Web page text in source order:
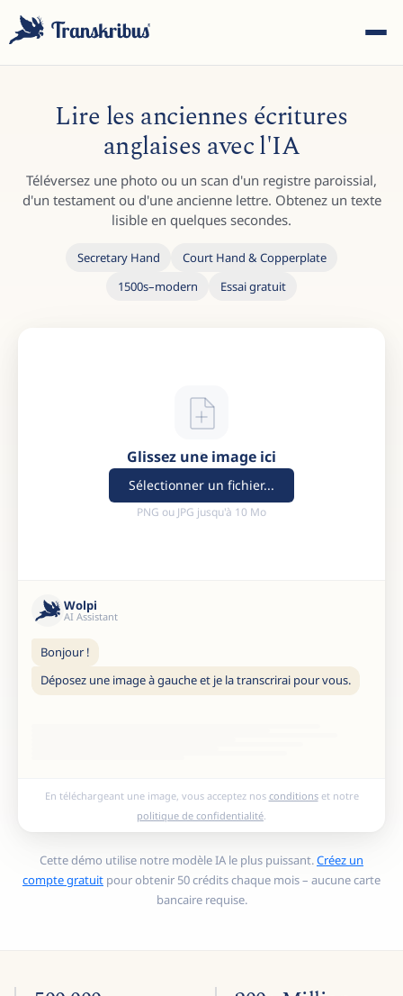
ESC
sites et articles de blog...
Lire les anciennes écritures
anglaises avec l'IA
Téléversez une photo ou un scan d'un registre paroissial,
d'un testament ou d'une ancienne lettre. Obtenez un texte
lisible en quelques secondes.
Secretary Hand
Court Hand & Copperplate
1500s–modern
Essai gratuit
Glissez une image ici
Sélectionner un fichier...
PNG ou JPG jusqu'à 10 Mo
Wolpi
AI Assistant
Bonjour !
Déposez une image à gauche et je la transcrirai pour vous.
En téléchargeant une image, vous acceptez nos conditionset notre
politique de confidentialité
Cette démo utilise notre modèle IA le plus puissant.Créez un
compte gratuit pour obtenir 50 crédits chaque mois – aucune carte
bancaire requise.